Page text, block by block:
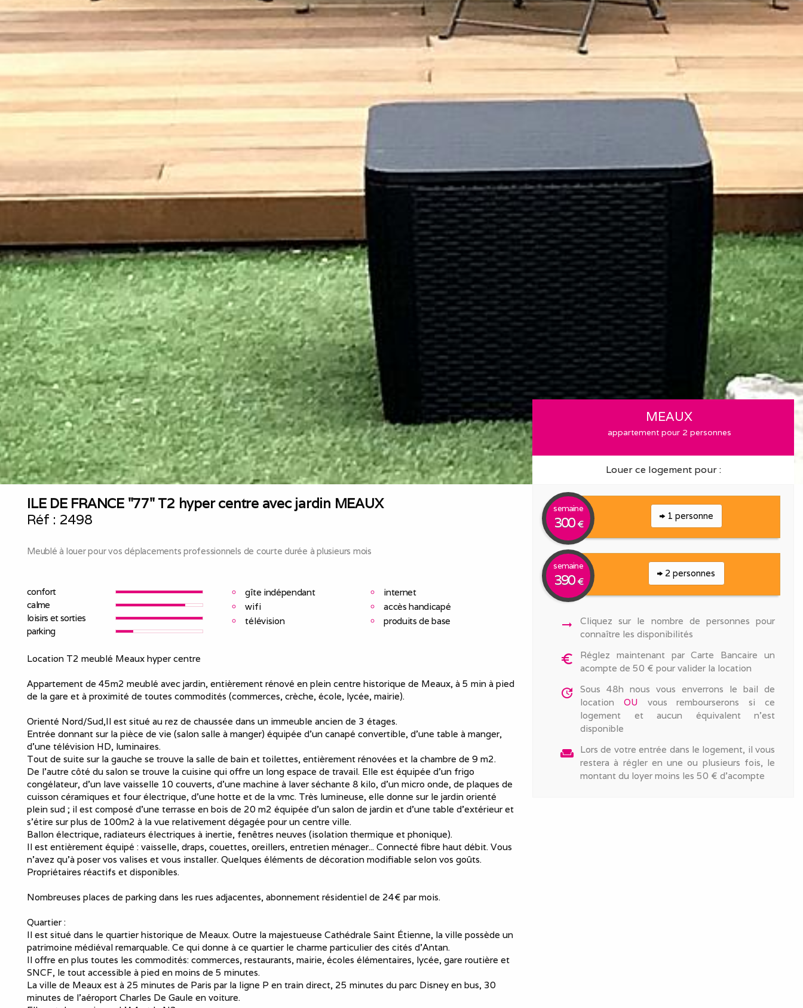
MEAUX
appartement pour 2 personnes
Louer ce logement pour :
1 personne
semaine
300 €
2 personnes
semaine
390 €
arrow_right_alt
Cliquez sur le nombre de personnes pour
connaître les disponibilités
euro_symbol
Réglez maintenant par Carte Bancaire un
acompte de 50 € pour valider la location
update
Sous 48h nous vous enverrons le bail de
location OU vous rembourserons si ce
logement et aucun équivalent n'est
disponible
weekend
Lors de votre entrée dans le logement, il vous
restera à régler en une ou plusieurs fois, le
montant du loyer moins les 50 € d'acompte
ILE DE FRANCE "77" T2 hyper centre avec jardin MEAUX
Réf : 2498
Meublé à louer pour vos déplacements professionnels de courte durée à plusieurs mois
confort
calme
loisirs et sorties
parking
gîte indépendant
internet
wifi
accès handicapé
télévision
produits de base
Location T2 meublé Meaux hyper centre
Appartement de 45m2 meublé avec jardin, entièrement rénové en plein centre historique de Meaux, à 5 min à pied
de la gare et à proximité de toutes commodités (commerces, crèche, école, lycée, mairie).
Orienté Nord/Sud,Il est situé au rez de chaussée dans un immeuble ancien de 3 étages.
Entrée donnant sur la pièce de vie (salon salle à manger) équipée d'un canapé convertible, d'une table à manger,
d'une télévision HD, luminaires.
Tout de suite sur la gauche se trouve la salle de bain et toilettes, entièrement rénovées et la chambre de 9 m2.
De l'autre côté du salon se trouve la cuisine qui offre un long espace de travail. Elle est équipée d'un frigo
congélateur, d'un lave vaisselle 10 couverts, d'une machine à laver séchante 8 kilo, d'un micro onde, de plaques de
cuisson céramiques et four électrique, d'une hotte et de la vmc. Très lumineuse, elle donne sur le jardin orienté
plein sud ; il est composé d'une terrasse en bois de 20 m2 équipée d'un salon de jardin et d'une table d’extérieur et
s'étire sur plus de 100m2 à la vue relativement dégagée pour un centre ville.
Ballon électrique, radiateurs électriques à inertie, fenêtres neuves (isolation thermique et phonique).
Il est entièrement équipé : vaisselle, draps, couettes, oreillers, entretien ménager... Connecté fibre haut débit. Vous
n'avez qu'à poser vos valises et vous installer. Quelques éléments de décoration modifiable selon vos goûts.
Propriétaires réactifs et disponibles.
Nombreuses places de parking dans les rues adjacentes, abonnement résidentiel de 24€ par mois.
Quartier :
Il est situé dans le quartier historique de Meaux. Outre la majestueuse Cathédrale Saint Étienne, la ville possède un
patrimoine médiéval remarquable. Ce qui donne à ce quartier le charme particulier des cités d'Antan.
Il offre en plus toutes les commodités: commerces, restaurants, mairie, écoles élémentaires, lycée, gare routière et
SNCF, le tout accessible à pied en moins de 5 minutes.
La ville de Meaux est à 25 minutes de Paris par la ligne P en train direct, 25 minutes du parc Disney en bus, 30
minutes de l'aéroport Charles De Gaule en voiture.